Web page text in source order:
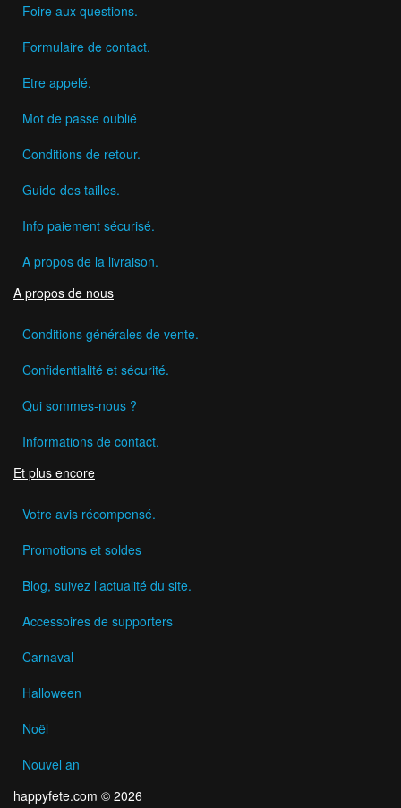
Foire aux questions.
Formulaire de contact.
Etre appelé.
Mot de passe oublié
Conditions de retour.
Guide des tailles.
Info paiement sécurisé.
A propos de la livraison.
A propos de nous
Conditions générales de vente.
Confidentialité et sécurité.
Qui sommes-nous ?
Informations de contact.
Et plus encore
Votre avis récompensé.
Promotions et soldes
Blog, suivez l'actualité du site.
Accessoires de supporters
Carnaval
Halloween
Noël
Nouvel an
happyfete.com © 2026